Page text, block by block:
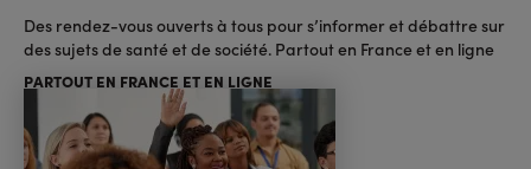
Des rendez-vous ouverts à tous pour s’informer et débattre sur
des sujets de santé et de société. Partout en France et en ligne
PARTOUT EN FRANCE ET EN LIGNE